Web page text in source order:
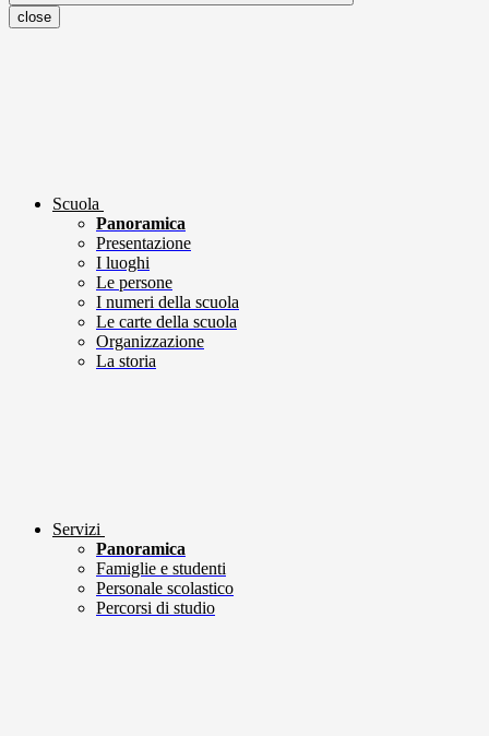
close
Scuola
Panoramica
Presentazione
I luoghi
Le persone
I numeri della scuola
Le carte della scuola
Organizzazione
La storia
Servizi
Panoramica
Famiglie e studenti
Personale scolastico
Percorsi di studio